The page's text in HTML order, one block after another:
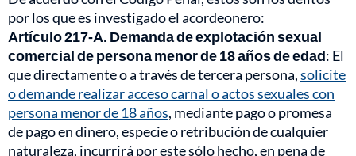
por los que es investigado el acordeonero:
Artículo 217-A. Demanda de explotación sexual
comercial de persona menor de 18 años de edad: El
que directamente o a través de tercera persona,solicite
o demande realizar acceso carnal o actos sexuales con
persona menor de 18 años, mediante pago o promesa
de pago en dinero, especie o retribución de cualquier
naturaleza, incurrirá por este sólo hecho, en pena de